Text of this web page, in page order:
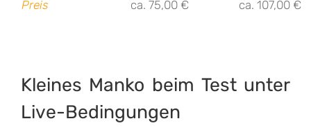
Preis
ca. 75,00 € ca. 107,00 €
Kleines Manko beim Test unter
Live-Bedingungen